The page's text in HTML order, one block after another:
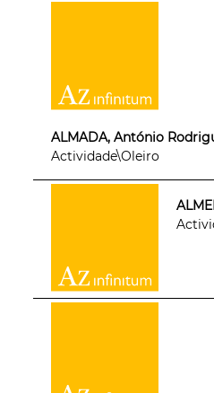
ALMADA, António
Actividade\Oleiro